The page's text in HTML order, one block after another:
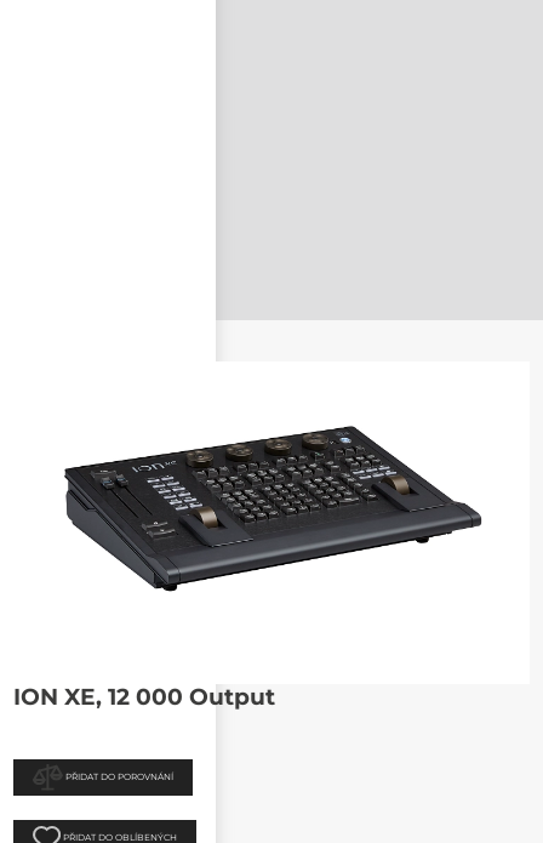
ION XE, 12 000 Output
PŘIDAT DO POROVNÁNÍ
PŘIDAT DO OBLÍBENÝCH